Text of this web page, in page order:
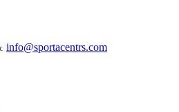
info@sportacentrs.com